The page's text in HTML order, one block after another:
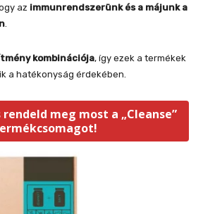
az immunrendszerünk és a májunk a
kombinációja, így ezek a termékek
a hatékonyság érdekében.
meg most a „Cleanse”